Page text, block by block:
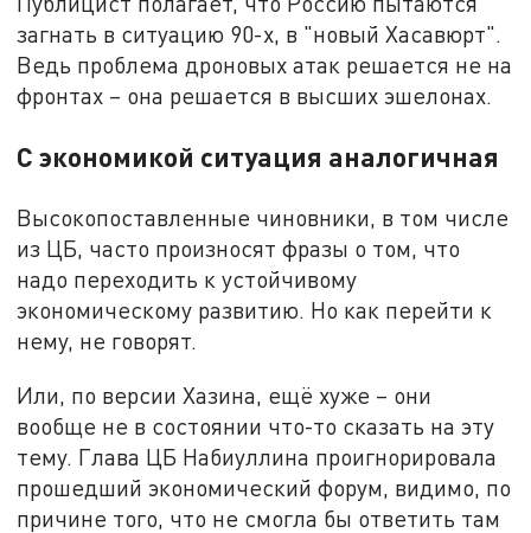
загнать в ситуацию 90-х, в "новый Хасавюрт".
Ведь проблема дроновых атак решается не на
фронтах – она решается в высших эшелонах.
С экономикой ситуация аналогичная
Высокопоставленные чиновники, в том числе
из ЦБ, часто произносят фразы о том, что
надо переходить к устойчивому
экономическому развитию. Но как перейти к
нему, не говорят.
Или, по версии Хазина, ещё хуже – они
вообще не в состоянии что-то сказать на эту
тему. Глава ЦБ Набиуллина проигнорировала
прошедший экономический форум, видимо, по
причине того, что не смогла бы ответить там